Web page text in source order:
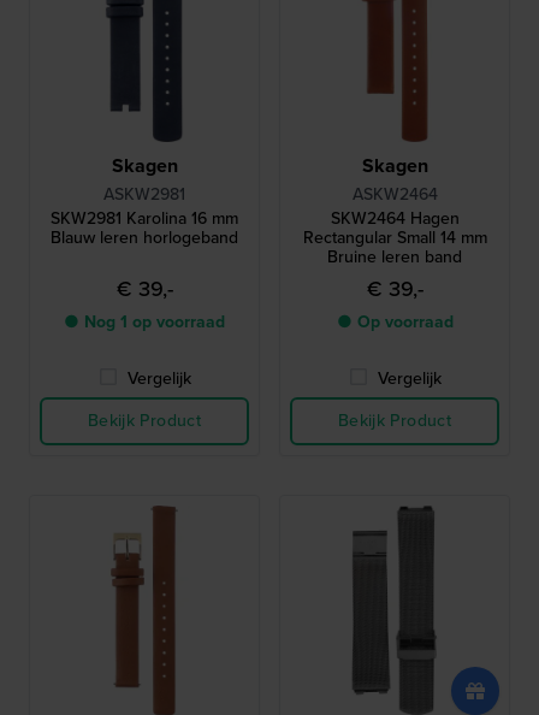
Skagen
ASKW2981
SKW2981 Karolina 16 mm
Blauw leren horlogeband
€ 39,-
● Nog 1 op voorraad
Vergelijk
Bekijk Product
Skagen
ASKW2464
SKW2464 Hagen
Rectangular Small 14 mm
Bruine leren band
€ 39,-
● Op voorraad
Vergelijk
Bekijk Product